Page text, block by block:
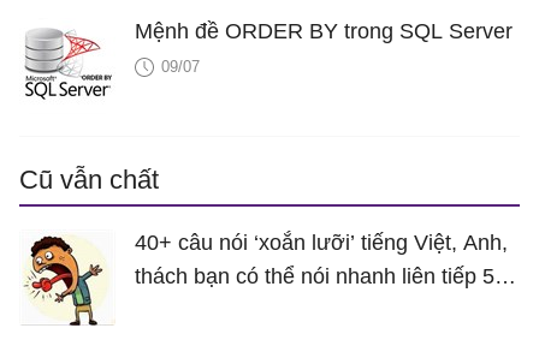
Mệnh đề ORDER BY trong SQL Server
09/07
Cũ vẫn chất
40+ câu nói ‘xoắn lưỡi’ tiếng Việt, Anh,
thách bạn có thể nói nhanh liên tiếp 5